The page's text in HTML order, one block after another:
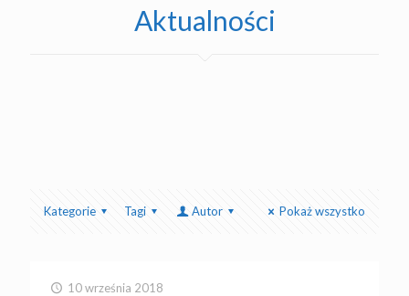
Aktualności
Kategorie Tagi Autor Pokaż wszystko
10 września 2018